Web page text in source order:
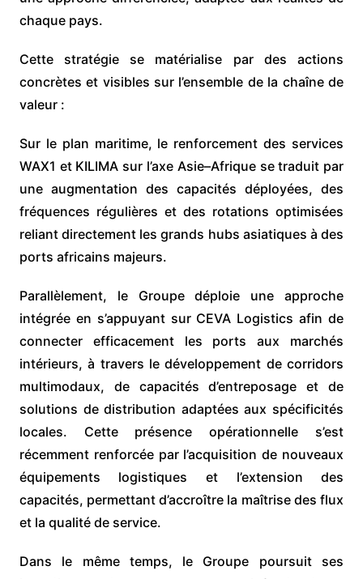
chaque pays.
Cette stratégie se matérialise par des actions
concrètes et visibles sur l’ensemble de la chaîne de
valeur :
Sur le plan maritime, le renforcement des services
WAX1 et KILIMA sur l’axe Asie–Afrique se traduit par
une augmentation des capacités déployées, des
fréquences régulières et des rotations optimisées
reliant directement les grands hubs asiatiques à des
ports africains majeurs.
Parallèlement, le Groupe déploie une approche
intégrée en s’appuyant sur CEVA Logistics afin de
connecter efficacement les ports aux marchés
intérieurs, à travers le développement de corridors
multimodaux, de capacités d’entreposage et de
solutions de distribution adaptées aux spécificités
locales. Cette présence opérationnelle s’est
récemment renforcée par l’acquisition de nouveaux
équipements logistiques et l’extension des
capacités, permettant d’accroître la maîtrise des flux
et la qualité de service.
Dans le même temps, le Groupe poursuit ses